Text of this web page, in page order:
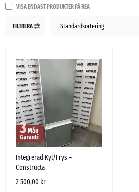
FILTRERA Standardsortering
VISA ENDAST PRODUKTER PÅ REA
Integrerad Kyl/Frys –
Constructa
2 500,00 kr